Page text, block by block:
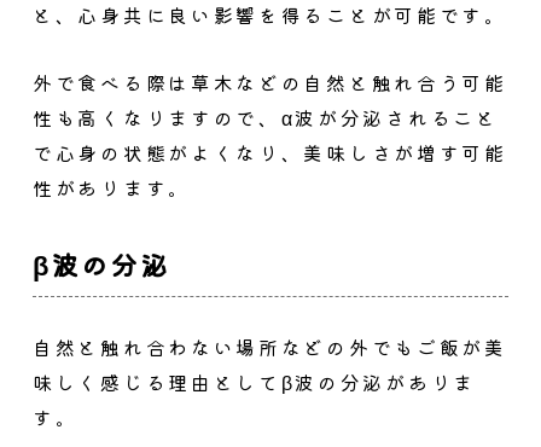
と、心身共に良い影響を得ることが可能です。
外で食べる際は草木などの自然と触れ合う可能
性も高くなりますので、α波が分泌されること
で心身の状態がよくなり、美味しさが増す可能
性があります。
β波の分泌
自然と触れ合わない場所などの外でもご飯が美
味しく感じる理由としてβ波の分泌がありま
す。